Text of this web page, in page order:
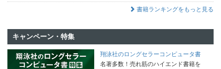
書籍ランキングをもっと見る
キャンペーン・特集
翔泳社のロングセラーコンピュータ書
名著多数！売れ筋のハイエンド書籍を